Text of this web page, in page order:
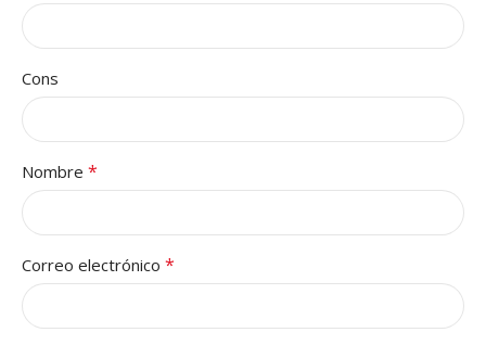
Cons
Nombre *
Correo electrónico *